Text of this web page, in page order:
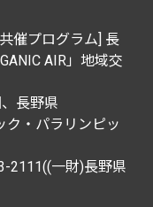
催プログラム] 長
AIR」地域交
長野県
ク・パラリンピッ
2111((一財)長野県